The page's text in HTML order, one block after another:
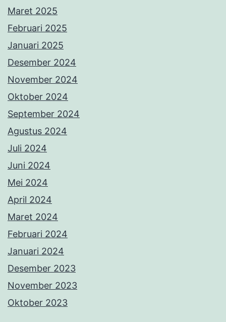
Maret 2025
Februari 2025
Januari 2025
Desember 2024
November 2024
Oktober 2024
September 2024
Agustus 2024
Juli 2024
Juni 2024
Mei 2024
April 2024
Maret 2024
Februari 2024
Januari 2024
Desember 2023
November 2023
Oktober 2023